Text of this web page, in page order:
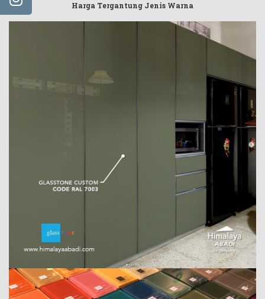
Harga Tergantung Jenis Warna